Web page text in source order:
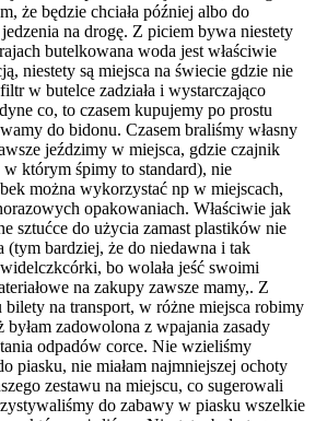
że będzie chciała później albo do
na drogę. Z piciem bywa niestety
butelkowana woda jest właściwie
niestety są miejsca na świecie gdzie nie
w butelce zadziała i wystarczająco
co, to czasem kupujemy po prostu
do bidonu. Czasem braliśmy własny
jeździmy w miejsca, gdzie czajnik
którym śpimy to standard), nie
można wykorzystać np w miejscach,
opakowaniach. Właściwie jak
sztućce do użycia zamast plastików nie
(tym bardziej, że do niedawna i tak
bo wolała jeść swoimi
na zakupy zawsze mamy,. Z
na transport, w różne miejsca robimy
byłam zadowolona z wpajania zasady
odpadów corce. Nie wzieliśmy
piasku, nie miałam najmniejszej ochoty
zestawu na miejscu, co sugerowali
do zabawy w piasku wszelkie